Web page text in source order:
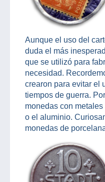
Aunque el uso del
duda el más
que se utilizó para
necesidad.
crearon para evitar el
tiempos de guerra.
monedas con
o el aluminio.
monedas de